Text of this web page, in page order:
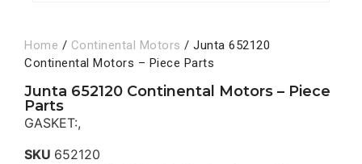
Home / Continental Motors / Junta 652120
Continental Motors – Piece Parts
Junta 652120 Continental Motors – Piece
Parts
GASKET:,
SKU 652120